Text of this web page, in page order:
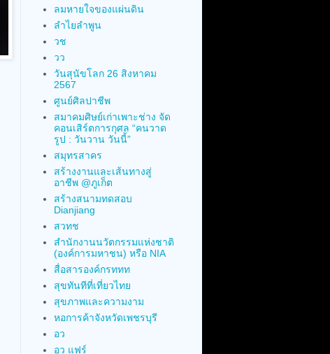
ลมหายใจของแผ่นดิน
ลำไยลำพูน
วช
วว
วันสุนัขโลก 26 สิงหาคม
2567
ศูนย์ศิลปาชีพ
สมาคมศิษย์เก่าเพาะช่าง จัด
คอนเสิร์ตการกุศล “คนวาด
รูป : วันวาน วันนี้”
สมุทรสาคร
สร้างงานและเส้นทางสู่
อาชีพ @ภูเก็ต
สร้างสนามทดสอบ
Dianjiang
สวทช
สำนักงานนวัตกรรมแห่งชาติ
(องค์การมหาชน) หรือ NIA
สื่อสารองค์กรททท
สุขทันทีที่เที่ยวไทย
สุขภาพและความงาม
หอการค้าจังหวัดเพชรบุรี
อว
อว แฟร์